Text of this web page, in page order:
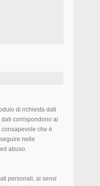
di richiesta dati
corrispondono ai
che è
nelle
abuso.
personali, ai sensi